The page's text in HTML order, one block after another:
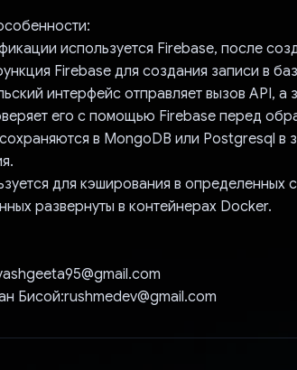
используется Firebase, после
Firebase для создания записи в
интерфейс отправляет вызов API,
его с помощью Firebase перед
в MongoDB или Postgresql в
для кэширования в определенных
развернуты в контейнерах Docker.
Бисой:rushmedev@gmail.com